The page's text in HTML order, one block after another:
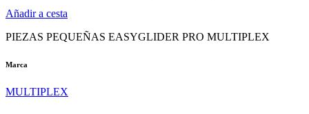
Añadir a cesta
PIEZAS PEQUEÑAS EASYGLIDER PRO MULTIPLEX
Marca
MULTIPLEX